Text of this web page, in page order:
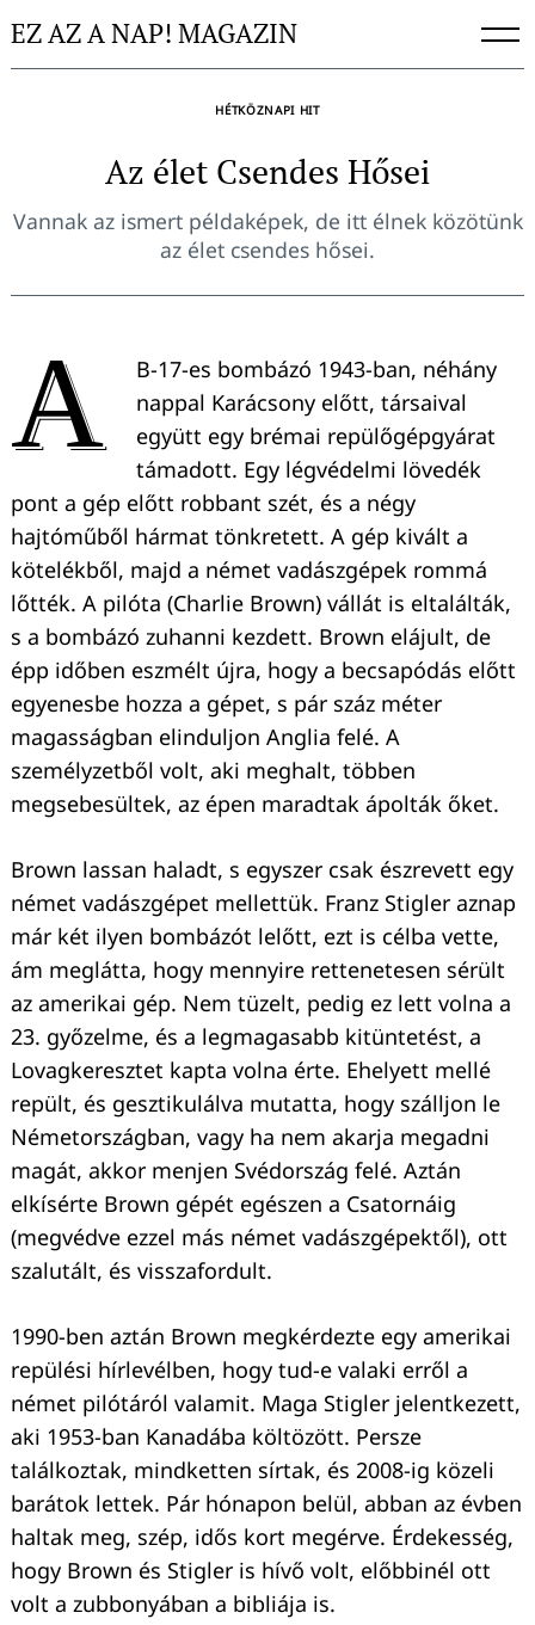
toEZ AZ A NAP! MAGAZIN
HÉTKÖZNAPI HIT
Az élet Csendes Hősei
Vannak az ismert példaképek, de itt élnek közötünk
az élet csendes hősei.
A
B-17-es bombázó 1943-ban, néhány
nappal Karácsony előtt, társaival
együtt egy brémai repülőgépgyárat
támadott. Egy légvédelmi lövedék
pont a gép előtt robbant szét, és a négy
hajtóműből hármat tönkretett. A gép kivált a
kötelékből, majd a német vadászgépek rommá
lőtték. A pilóta (Charlie Brown) vállát is eltalálták,
s a bombázó zuhanni kezdett. Brown elájult, de
épp időben eszmélt újra, hogy a becsapódás előtt
egyenesbe hozza a gépet, s pár száz méter
magasságban elinduljon Anglia felé. A
személyzetből volt, aki meghalt, többen
megsebesültek, az épen maradtak ápolták őket.
Brown lassan haladt, s egyszer csak észrevett egy
német vadászgépet mellettük. Franz Stigler aznap
már két ilyen bombázót lelőtt, ezt is célba vette,
ám meglátta, hogy mennyire rettenetesen sérült
az amerikai gép. Nem tüzelt, pedig ez lett volna a
23. győzelme, és a legmagasabb kitüntetést, a
Lovagkeresztet kapta volna érte. Ehelyett mellé
repült, és gesztikulálva mutatta, hogy szálljon le
Németországban, vagy ha nem akarja megadni
magát, akkor menjen Svédország felé. Aztán
elkísérte Brown gépét egészen a Csatornáig
(megvédve ezzel más német vadászgépektől), ott
szalutált, és visszafordult.
1990-ben aztán Brown megkérdezte egy amerikai
repülési hírlevélben, hogy tud-e valaki erről a
német pilótáról valamit. Maga Stigler jelentkezett,
aki 1953-ban Kanadába költözött. Persze
találkoztak, mindketten sírtak, és 2008-ig közeli
barátok lettek. Pár hónapon belül, abban az évben
haltak meg, szép, idős kort megérve. Érdekesség,
hogy Brown és Stigler is hívő volt, előbbinél ott
volt a zubbonyában a bibliája is.